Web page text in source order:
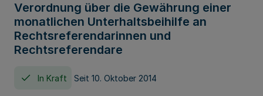
Verordnung über die Gewährung einer
monatlichen Unterhaltsbeihilfe an
Rechtsreferendarinnen und
Rechtsreferendare
In Kraft Seit 10. Oktober 2014